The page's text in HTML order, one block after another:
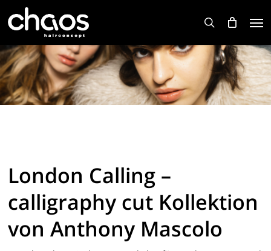
content
search
London Calling –
calligraphy cut Kollektion
von Anthony Mascolo